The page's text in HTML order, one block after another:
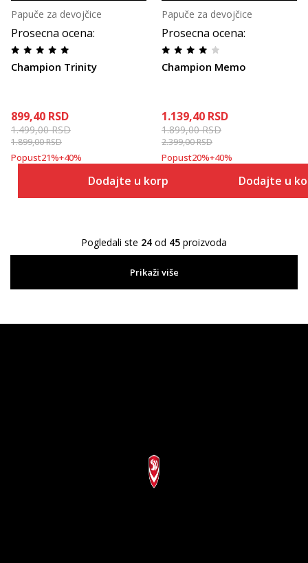
Prosecna ocena:
Champion Trinity
Papuče za devojčice
899,40 RSD
1.499,00RSD
1.899,00RSD
Popust21%+40%
Dodajte u korpu
Prosecna ocena:
Champion Memo
Papuče za devojčice
1.139,40 RSD
1.899,00RSD
2.399,00RSD
Popust20%+40%
Dodajte u
Pogledali ste 24 od 45 proizvoda
Prikaži više